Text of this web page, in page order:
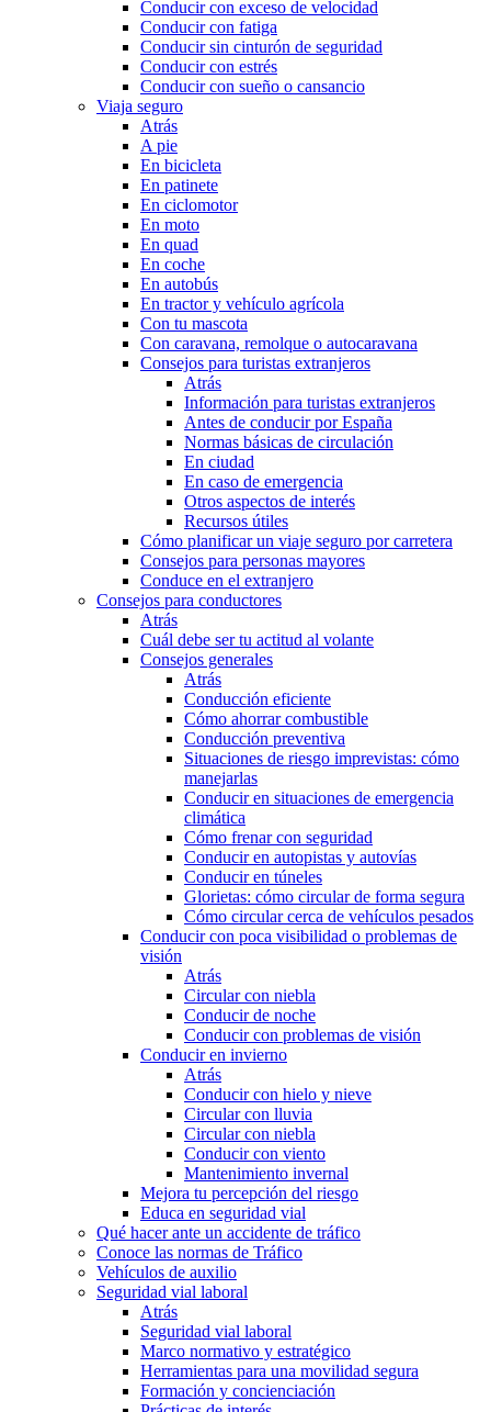
Conducir con exceso de velocidad
Conducir con fatiga
Conducir sin cinturón de seguridad
Conducir con estrés
Conducir con sueño o cansancio
Viaja seguro
Atrás
A pie
En bicicleta
En patinete
En ciclomotor
En moto
En quad
En coche
En autobús
En tractor y vehículo agrícola
Con tu mascota
Con caravana, remolque o autocaravana
Consejos para turistas extranjeros
Atrás
Información para turistas extranjeros
Antes de conducir por España
Normas básicas de circulación
En ciudad
En caso de emergencia
Otros aspectos de interés
Recursos útiles
Cómo planificar un viaje seguro por carretera
Consejos para personas mayores
Conduce en el extranjero
Consejos para conductores
Atrás
Cuál debe ser tu actitud al volante
Consejos generales
Atrás
Conducción eficiente
Cómo ahorrar combustible
Conducción preventiva
Situaciones de riesgo imprevistas: cómo
manejarlas
Conducir en situaciones de emergencia
climática
Cómo frenar con seguridad
Conducir en autopistas y autovías
Conducir en túneles
Glorietas: cómo circular de forma segura
Cómo circular cerca de vehículos pesados
Conducir con poca visibilidad o problemas de
visión
Atrás
Circular con niebla
Conducir de noche
Conducir con problemas de visión
Conducir en invierno
Atrás
Conducir con hielo y nieve
Circular con lluvia
Circular con niebla
Conducir con viento
Mantenimiento invernal
Mejora tu percepción del riesgo
Educa en seguridad vial
Qué hacer ante un accidente de tráfico
Conoce las normas de Tráfico
Vehículos de auxilio
Seguridad vial laboral
Atrás
Seguridad vial laboral
Marco normativo y estratégico
Herramientas para una movilidad segura
Formación y concienciación